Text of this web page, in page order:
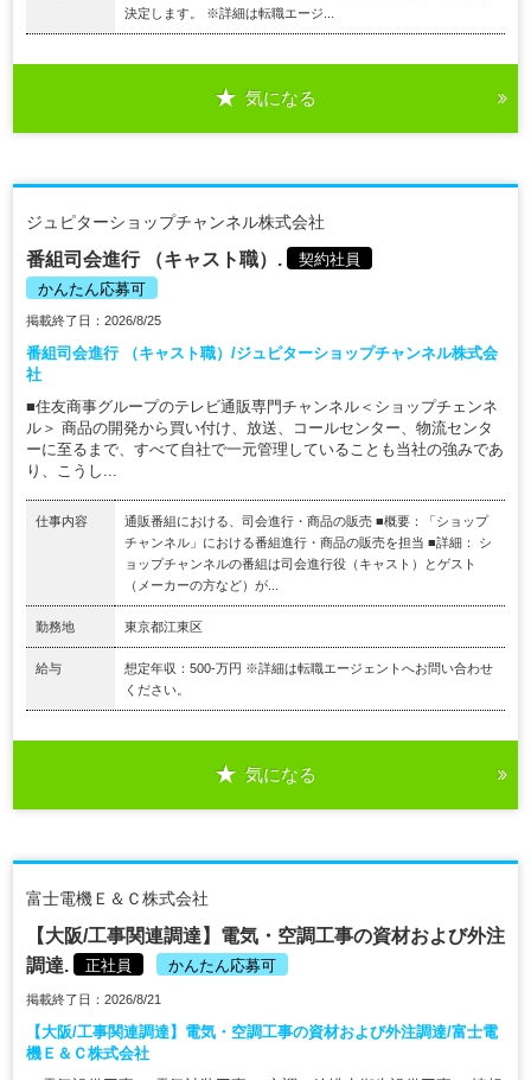
決定します。 ※詳細は転職エージ...
気になる
ジュピターショップチャンネル株式会社
番組司会進行 （キャスト職）.
契約社員
かんたん応募可
掲載終了日：2026/8/25
番組司会進行 （キャスト職）/ジュピターショップチャンネル株式会
社
■住友商事グループのテレビ通販専門チャンネル＜ショップチェンネ
ル＞ 商品の開発から買い付け、放送、コールセンター、物流センタ
ーに至るまで、すべて自社で一元管理していることも当社の強みであ
り、こうし...
仕事内容
通販番組における、司会進行・商品の販売 ■概要：「ショップ
チャンネル」における番組進行・商品の販売を担当 ■詳細： シ
ョップチャンネルの番組は司会進行役（キャスト）とゲスト
（メーカーの方など）が...
勤務地 東京都江東区
給与
想定年収：500-万円 ※詳細は転職エージェントへお問い合わせ
ください。
気になる
富士電機Ｅ＆Ｃ株式会社
【大阪/工事関連調達】電気・空調工事の資材および外注
調達.
正社員 かんたん応募可
掲載終了日：2026/8/21
【大阪/工事関連調達】電気・空調工事の資材および外注調達/富士電
機Ｅ＆Ｃ株式会社